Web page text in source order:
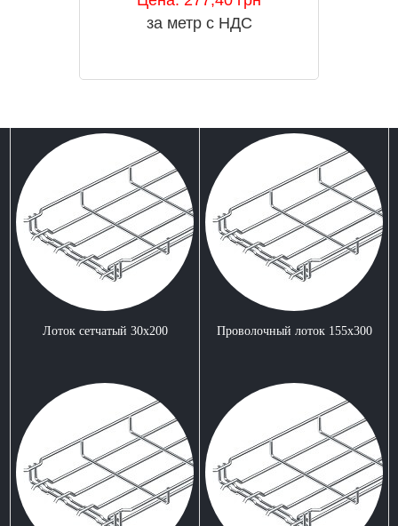
за метр с НДС
Лоток сетчатый 30x200 Проволочный лоток 155x300